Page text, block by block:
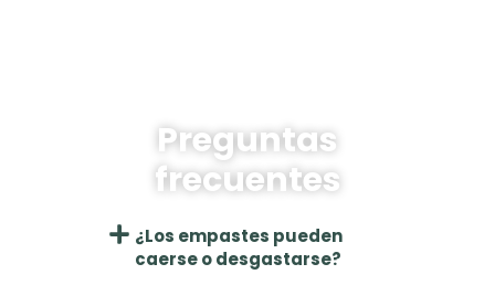
Preguntas
frecuentes
¿Los empastes pueden
caerse o desgastarse?